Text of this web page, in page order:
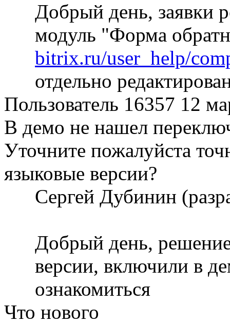
Добрый день, заявки
модуль "Форма
bitrix.ru/user_help/
отдельно
Пользователь 16357 12
В демо не нашел
Уточните пожалуйста
языковые версии?
Сергей Дубинин
Добрый день,
версии, включили в
ознакомиться
Что нового